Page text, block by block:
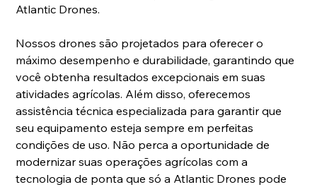
Atlantic Drones.
Nossos drones são projetados para oferecer o
máximo desempenho e durabilidade, garantindo que
você obtenha resultados excepcionais em suas
atividades agrícolas. Além disso, oferecemos
assistência técnica especializada para garantir que
seu equipamento esteja sempre em perfeitas
condições de uso. Não perca a oportunidade de
modernizar suas operações agrícolas com a
tecnologia de ponta que só a Atlantic Drones pode